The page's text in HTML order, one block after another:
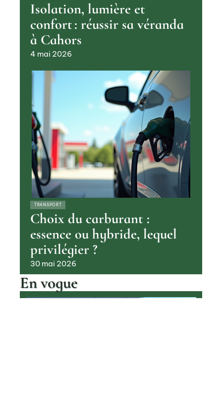
Isolation, lumière et
confort : réussir sa véranda
à Cahors
4 mai 2026
TRANSPORT
Choix du carburant :
essence ou hybride, lequel
privilégier ?
30 mai 2026
En vogue